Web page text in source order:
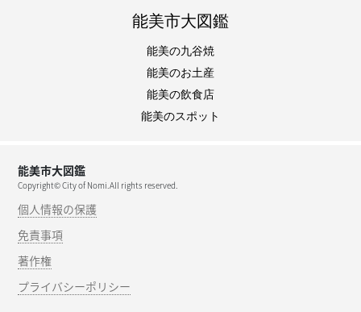
能美市大図鑑
能美の九谷焼
能美のお土産
能美の飲食店
能美のスポット
能美市大図鑑
Copyright© City of Nomi.All rights reserved.
個人情報の保護
免責事項
著作権
プライバシーポリシー